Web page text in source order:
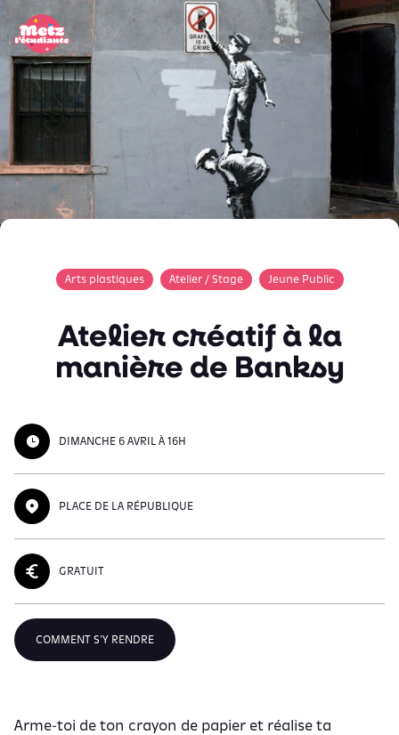
Panneau de gestion des cookies
Arts plastiques Atelier / Stage Jeune Public
Atelier créatif à la
manière de Banksy
DIMANCHE 6 AVRIL À 16H
PLACE DE LA RÉPUBLIQUE
GRATUIT
COMMENT S'Y RENDRE
Arme-toi de ton crayon de papier et réalise ta